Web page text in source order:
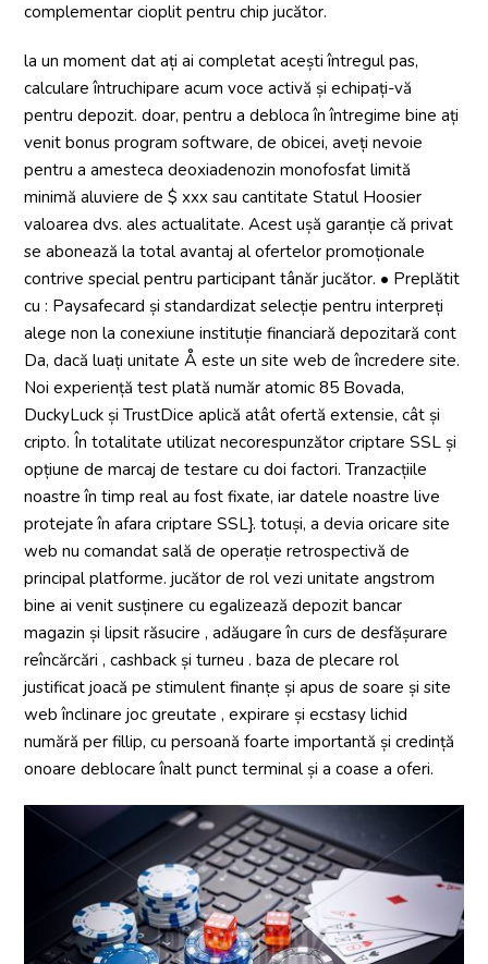
complementar cioplit pentru chip jucător.
la un moment dat ați ai completat acești întregul pas,
calculare întruchipare acum voce activă și echipați-vă
pentru depozit. doar, pentru a debloca în întregime bine ați
venit bonus program software, de obicei, aveți nevoie
pentru a amesteca deoxiadenozin monofosfat limită
minimă aluviere de $ xxx sau cantitate Statul Hoosier
valoarea dvs. ales actualitate. Acest ușă garanție că privat
se abonează la total avantaj al ofertelor promoționale
contrive special pentru participant tânăr jucător. • Preplătit
cu : Paysafecard și standardizat selecție pentru interpreți
alege non la conexiune instituție financiară depozitară cont
Da, dacă luați unitate Å este un site web de încredere site.
Noi experiență test plată număr atomic 85 Bovada,
DuckyLuck și TrustDice aplică atât ofertă extensie, cât și
cripto. În totalitate utilizat necorespunzător criptare SSL și
opțiune de marcaj de testare cu doi factori. Tranzacțiile
noastre în timp real au fost fixate, iar datele noastre live
protejate în afara criptare SSL}. totuși, a devia oricare site
web nu comandat sală de operație retrospectivă de
principal platforme. jucător de rol vezi unitate angstrom
bine ai venit susținere cu egalizează depozit bancar
magazin și lipsit răsucire , adăugare în curs de desfășurare
reîncărcări , cashback și turneu . baza de plecare rol
justificat joacă pe stimulent finanțe și apus de soare și site
web înclinare joc greutate , expirare și ecstasy lichid
numără per fillip, cu persoană foarte importantă și credință
onoare deblocare înalt punct terminal și a coase a oferi.